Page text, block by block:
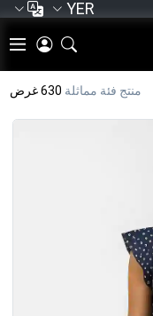
YER
منتج فئة مماثلة 630 غرض